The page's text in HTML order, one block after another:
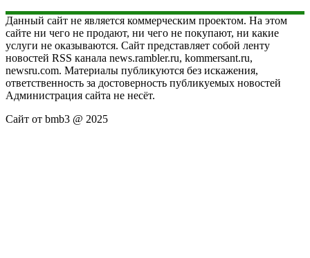
Данный сайт не является коммерческим проектом. На этом
сайте ни чего не продают, ни чего не покупают, ни какие
услуги не оказываются. Сайт представляет собой ленту
новостей RSS канала news.rambler.ru, kommersant.ru,
newsru.com. Материалы публикуются без искажения,
ответственность за достоверность публикуемых новостей
Администрация сайта не несёт.
Сайт от bmb3 @ 2025